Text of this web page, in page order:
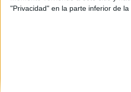
"Privacidad" en la parte inferior de la